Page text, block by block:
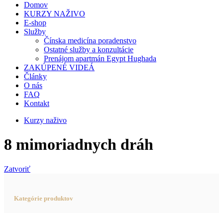
Domov
KURZY NAŽIVO
E-shop
Služby
Čínska medicína poradenstvo
Ostatné služby a konzultácie
Prenájom apartmán Egypt Hughada
ZAKÚPENÉ VIDEÁ
Články
O nás
FAQ
Kontakt
Kurzy naživo
8 mimoriadnych dráh
Zatvoriť
Kategórie produktov